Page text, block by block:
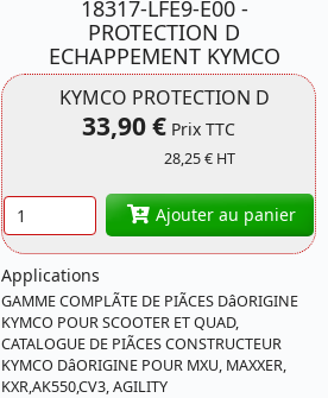
18317-LFE9-E00 -
PROTECTION D
ECHAPPEMENT KYMCO
KYMCO PROTECTION D
33,90 €Prix TTC
28,25 € HT
Quantité Ajouter au panier
Applications
GAMME COMPLÃTE DE PIÃCES DâORIGINE
KYMCO POUR SCOOTER ET QUAD,
CATALOGUE DE PIÃCES CONSTRUCTEUR
KYMCO DâORIGINE POUR MXU, MAXXER,
KXR,AK550,CV3, AGILITY